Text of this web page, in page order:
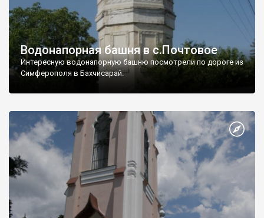
Водонапорная башня в с.Почтовое
Интересную водонапорную башню посмотрели по дороге из
Симферополя в Бахчисарай.